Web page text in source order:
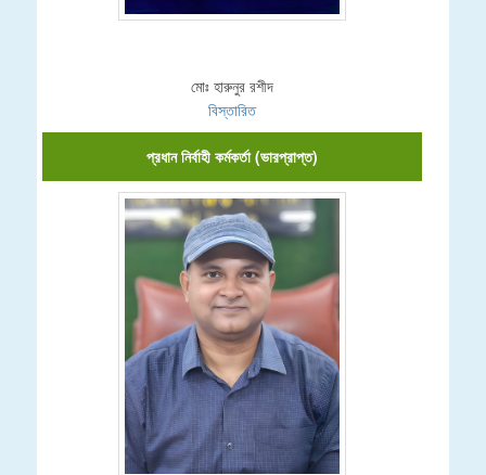
মোঃ হারুনুর রশীদ
বিস্তারিত
প্রধান নির্বাহী কর্মকর্তা (ভারপ্রাপ্ত)